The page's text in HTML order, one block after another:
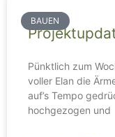
BAUEN
Pünktlich zum
voller Elan die
auf’s Tempo
hochgezogen und